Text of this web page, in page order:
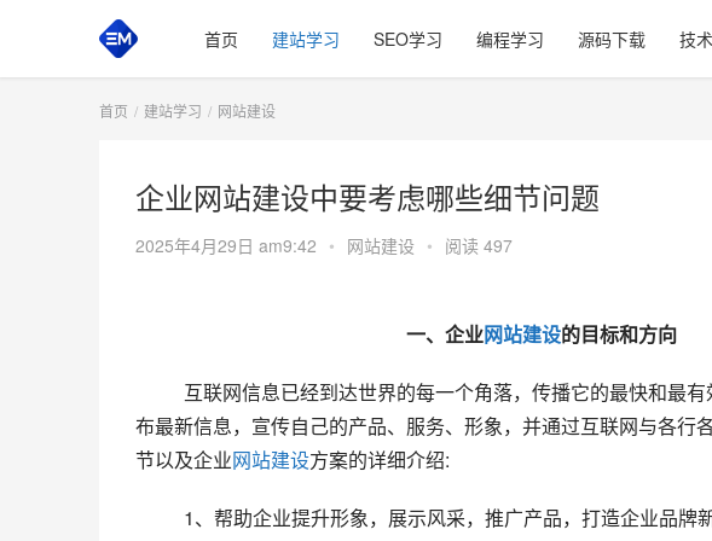
首页 建站学习 SEO学习 编程学习 源码下载 技
首页 建站学习 网站建设
企业网站建设中要考虑哪些细节问题
2025年4月29日 am9:42 • 网站建设 • 阅读 497
一、企业网站建设的目标和方向
布最新信息，宣传自己的产品、服务、形象，并通过互联网与各行
节以及企业网站建设方案的详细介绍:
　　1、帮助企业提升形象，展示风采，推广产品，打造企业品牌